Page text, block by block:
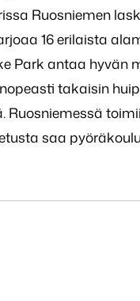
Ruosniemen
16 erilaista
Park antaa hyvän
takaisin
Ruosniemessä
saa